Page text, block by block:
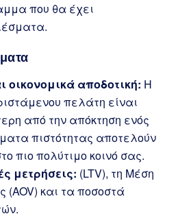
που θα έχει
οικονομικά αποδοτική: Η
πελάτη είναι
από την απόκτηση ενός
πιστότητας αποτελούν
πιο πολύτιμο κοινό σας.
μετρήσεις: (LTV), τη Μέση
και τα ποσοστά